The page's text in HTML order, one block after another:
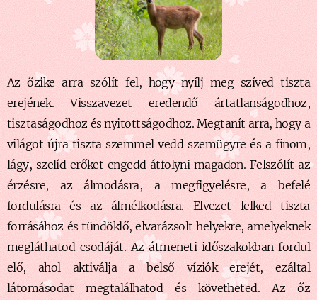
Az őzike arra szólít fel, hogy nyílj meg szíved tiszta
erejének. Visszavezet eredendő ártatlanságodhoz,
tisztaságodhoz és nyitottságodhoz. Megtanít arra, hogy a
világot újra tiszta szemmel vedd szemügyre és a finom,
lágy, szelíd erőket engedd átfolyni magadon. Felszólít az
érzésre, az álmodásra, a megfigyelésre, a befelé
fordulásra és az álmélkodásra. Elvezet lelked tiszta
forrásához és tündöklő, elvarázsolt helyekre, amelyeknek
megláthatod csodáját. Az átmeneti időszakokban fordul
elő, ahol aktiválja a belső víziók erejét, ezáltal
látomásodat megtalálhatod és követheted. Az őz